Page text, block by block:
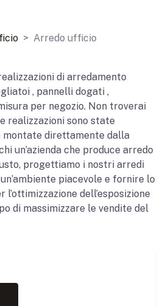
Arredo ufficio
di arredamento
, pannelli dogati ,
per negozio. Non troverai
realizzazioni sono state
direttamente dalla
un’azienda che produce arredo
progettiamo i nostri arredi
piacevole e fornire lo
dell’esposizione
di massimizzare le vendite del